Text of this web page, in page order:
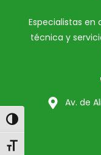
Alternar alto contraste
Alternar tamaño de
Especialistas
técnica y
Av. de